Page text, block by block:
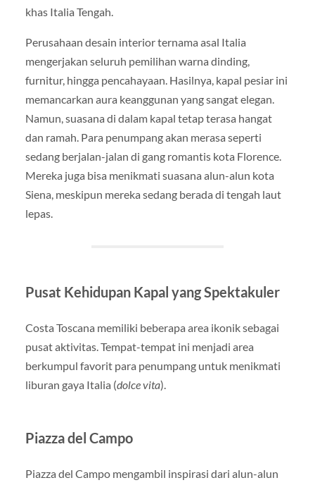
khas Italia Tengah.
Perusahaan desain interior ternama asal Italia
mengerjakan seluruh pemilihan warna dinding,
furnitur, hingga pencahayaan. Hasilnya, kapal pesiar ini
memancarkan aura keanggunan yang sangat elegan.
Namun, suasana di dalam kapal tetap terasa hangat
dan ramah. Para penumpang akan merasa seperti
sedang berjalan-jalan di gang romantis kota Florence.
Mereka juga bisa menikmati suasana alun-alun kota
Siena, meskipun mereka sedang berada di tengah laut
lepas.
Pusat Kehidupan Kapal yang Spektakuler
Costa Toscana memiliki beberapa area ikonik sebagai
pusat aktivitas. Tempat-tempat ini menjadi area
berkumpul favorit para penumpang untuk menikmati
liburan gaya Italia (dolce vita).
Piazza del Campo
Piazza del Campo mengambil inspirasi dari alun-alun